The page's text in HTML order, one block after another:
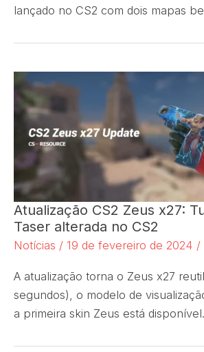
lançado no CS2 com dois mapas
Atualização CS2 Zeus x27:
Taser alterada no CS2
Notícias / 19 de fevereiro de 2024 /
A atualização torna o Zeus x27
segundos), o modelo de
a primeira skin Zeus está disponível.